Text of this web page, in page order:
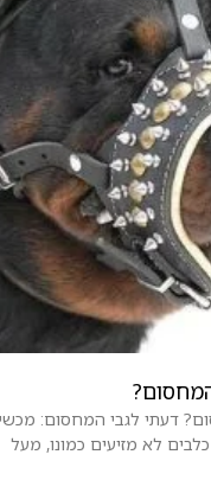
דעתי לגבי המחסום: מכשיר
לא מזיעים כמונו, מעל